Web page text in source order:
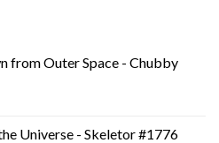
from Outer Space - Chubby
Universe - Skeletor #1776